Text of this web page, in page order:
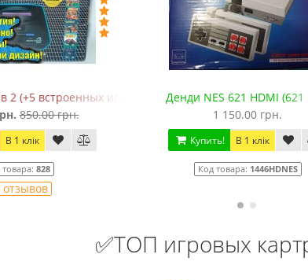
2 (+5 встроенных игр в 368 вариантах)
850.00 грн.
В 1 клік
828
отзывов
Денди NES 621 HDMI (621
1 150.00 грн.
Купить! В 1 клік
Код товара: 1446HDNES
✅ТОП игровых